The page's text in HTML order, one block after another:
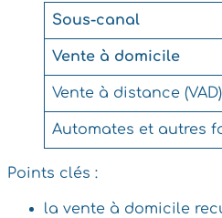
Sous-canal
Vente à domicile
Vente à distance (VAD)
Automates et autres
Points clés :
la vente à domicile